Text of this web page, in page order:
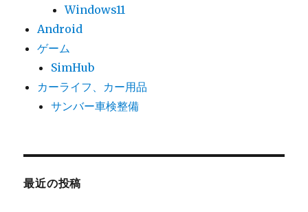
Windows11
Android
ゲーム
SimHub
カーライフ、カー用品
サンバー車検整備
最近の投稿